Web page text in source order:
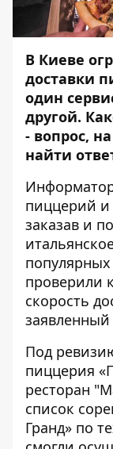
В Киеве
доставки
один
другой.
- вопрос,
найти
пиццерий и
заказав и
популярных
проверили
скорость
заявленный
Под
пиццерия
ресторан
список
Гранд» по